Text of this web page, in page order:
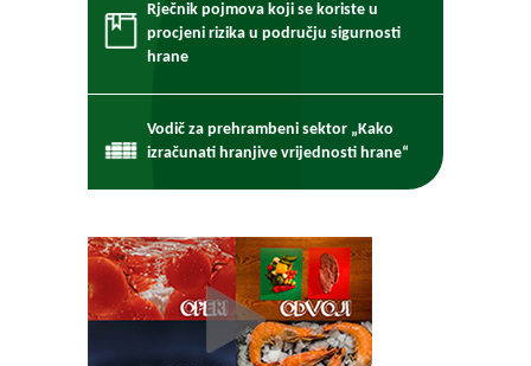
Rječnik pojmova koji se koriste u
procjeni rizika u području sigurnosti
hrane
Vodič za prehrambeni sektor „Kako
izračunati hranjive vrijednosti hrane“